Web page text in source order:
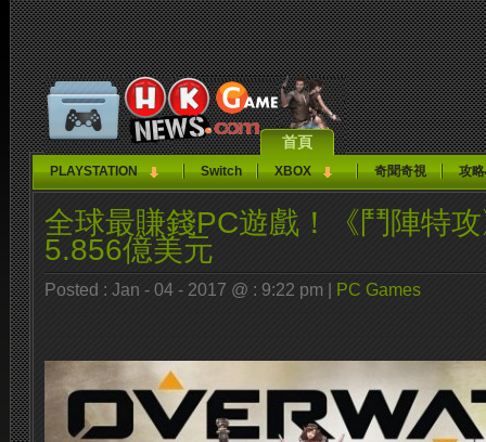
首頁
PLAYSTATION Switch XBOX 奇聞奇視 攻
全球最賺錢PC遊戲！《鬥陣特
5.856億美元
Posted : Jan - 04 - 2017 @ : 9:22 pm | PC Games